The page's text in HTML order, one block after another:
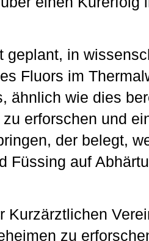
geplant, in
Fluors im
ähnlich wie dies
erforschen und
der belegt,
Füssing auf
Kurzärztlichen
zu